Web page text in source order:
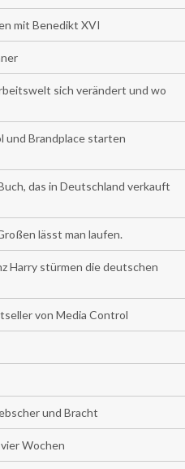
mit Benedikt XVI
sich verändert und wo
und Brandplace starten
das in Deutschland verkauft
lässt man laufen.
Harry stürmen die deutschen
von Media Control
und Bracht
Wochen